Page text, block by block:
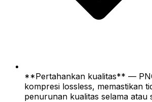
**Pertahankan kualitas** —
kompresi lossless, memastikan
penurunan kualitas selama atau